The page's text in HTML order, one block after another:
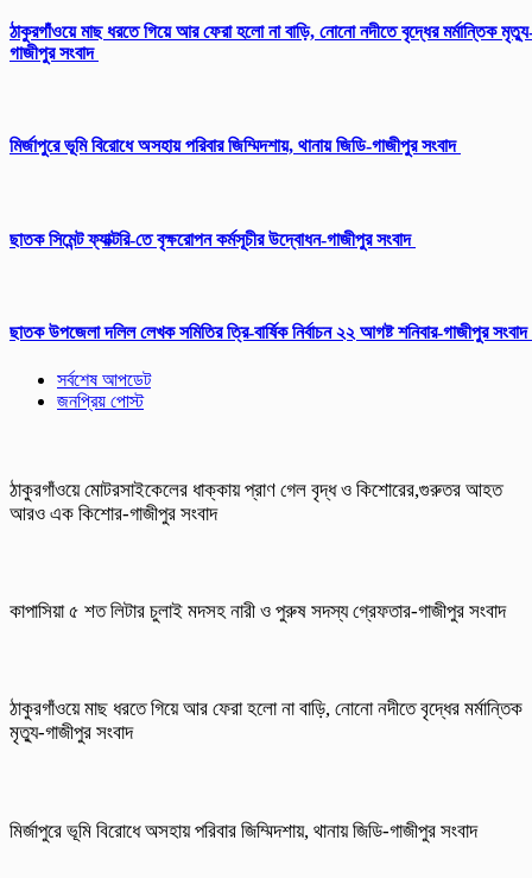
ঠাকুরগাঁওয়ে মাছ ধরতে গিয়ে আর ফেরা হলো না বাড়ি, নোনো নদীতে বৃদ্ধের মর্মান্তিক
গাজীপুর সংবাদ
মির্জাপুরে ভূমি বিরোধে অসহায় পরিবার জিম্মিদশায়, থানায় জিডি-গাজীপুর সংবাদ
ছাতক সিমেন্ট ফ্যাক্টরি-তে বৃক্ষরোপন কর্মসূচীর উদ্বোধন-গাজীপুর সংবাদ
ছাতক উপজেলা দলিল লেখক সমিতির ত্রি-বার্ষিক নির্বাচন ২২ আগষ্ট শনিবার-গাজীপুর সংবাদ
সর্বশেষ আপডেট
জনপ্রিয় পোস্ট
ঠাকুরগাঁওয়ে মোটরসাইকেলের ধাক্কায় প্রাণ গেল বৃদ্ধ ও কিশোরের,গুরুতর আহত
আরও এক কিশোর-গাজীপুর সংবাদ
কাপাসিয়া ৫ শত লিটার চুলাই মদসহ নারী ও পুরুষ সদস্য গ্রেফতার-গাজীপুর সংবাদ
ঠাকুরগাঁওয়ে মাছ ধরতে গিয়ে আর ফেরা হলো না বাড়ি, নোনো নদীতে বৃদ্ধের মর্মান্তিক
মৃত্যু-গাজীপুর সংবাদ
মির্জাপুরে ভূমি বিরোধে অসহায় পরিবার জিম্মিদশায়, থানায় জিডি-গাজীপুর সংবাদ